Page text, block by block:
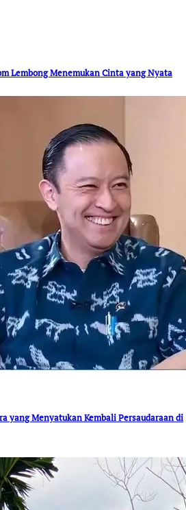
Lembong Menemukan Cinta yang Nyata
yang Menyatukan Kembali Persaudaraan di